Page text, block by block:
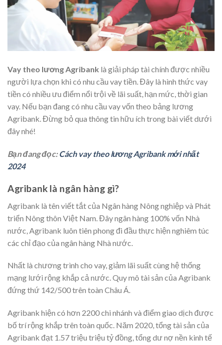
Vay theo lương Agribank là giải pháp tài chính được nhiều
người lựa chọn khi có nhu cầu vay tiền. Đây là hình thức vay
tiền có nhiều ưu điểm nổi trội về lãi suất, hạn mức, thời gian
vay. Nếu bạn đang có nhu cầu vay vốn theo bảng lương
Agribank. Đừng bỏ qua thông tin hữu ích trong bài viết dưới
đây nhé!
Bạn đang đọc:Cách vay theo lương Agribank mới nhất
2024
Agribank là ngân hàng gì?
Agribank là tên viết tắt của Ngân hàng Nông nghiệp và Phát
triển Nông thôn Việt Nam. Đây ngân hàng 100% vốn Nhà
nước, Agribank luôn tiên phong đi đầu thực hiện nghiêm túc
các chỉ đạo của ngân hàng Nhà nước.
Nhất là chương trình cho vay, giảm lãi suất cùng hệ thống
mạng lưới rộng khắp cả nước. Quy mô tài sản của Agribank
đứng thứ 142/500 trên toàn Châu Á.
Agribank hiện có hơn 2200 chi nhánh và điểm giao dịch được
bố trí rộng khắp trên toàn quốc. Năm 2020, tổng tài sản của
Agribank đạt 1.57 triệu triệu tỷ đồng, tổng dư nợ nền kinh tế